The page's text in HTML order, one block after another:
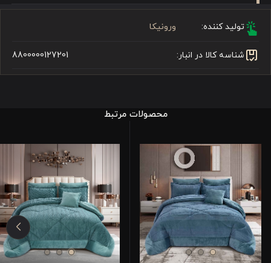
تولید کننده: ورونیکا
شناسه کالا در انبار: 8800000127201
محصولات مرتبط